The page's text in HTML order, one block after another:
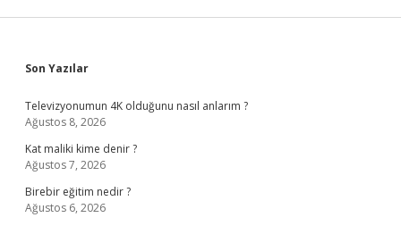
Sidebar
Son Yazılar
Televizyonumun 4K olduğunu nasıl anlarım ?
Ağustos 8, 2026
Kat maliki kime denir ?
Ağustos 7, 2026
Birebir eğitim nedir ?
Ağustos 6, 2026